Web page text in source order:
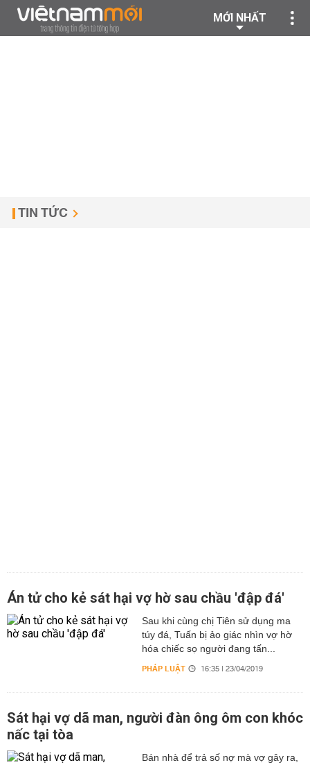
MỚI NHẤT
TIN TỨC
Án tử cho kẻ sát hại vợ hờ sau chầu 'đập đá'
Sau khi cùng chị Tiên sử dụng ma
túy đá, Tuấn bị ảo giác nhìn vợ hờ
hóa chiếc sọ người đang tấn...
PHÁP LUẬT 16:35 | 23/04/2019
Sát hại vợ dã man, người đàn ông ôm con khóc
nấc tại tòa
Bán nhà để trả số nợ mà vợ gây ra,